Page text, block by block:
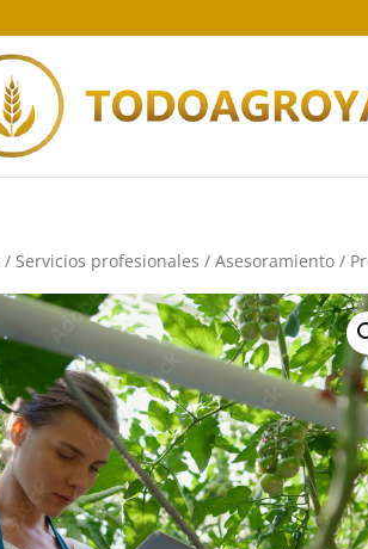
/ Servicios profesionales /Asesoramiento /